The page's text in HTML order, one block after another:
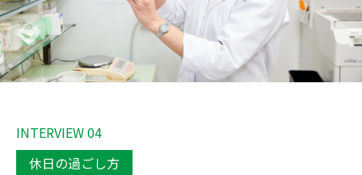
INTERVIEW 04
休日の過ごし方